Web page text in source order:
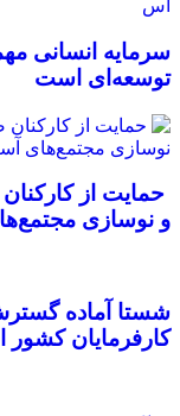
سرمایه انسانی
توسعه‌ای است
حمایت از
و نوسازی
شستا آماده
کارفرمایان